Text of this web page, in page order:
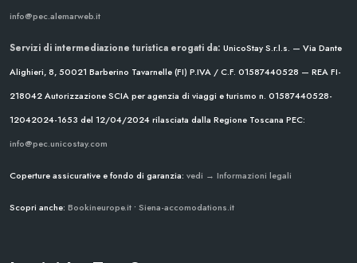
info@pec.alemarweb.it
Servizi di intermediazione turistica erogati da: UnicoStay S.r.l.s. — Via Dante
Alighieri, 8, 50021 Barberino Tavarnelle (FI) P.IVA / C.F. 01587440528 — REA FI-
218042Autorizzazione SCIA per agenzia di viaggi e turismo n. 01587440528-
12042024-1653 del 12/04/2024rilasciata dalla Regione Toscana PEC:
info@pec.unicostay.com
Coperture assicurative e fondo di garanzia: vedi → Informazioni legali
Scopri anche: Bookineurope.it • Siena-accomodations.it